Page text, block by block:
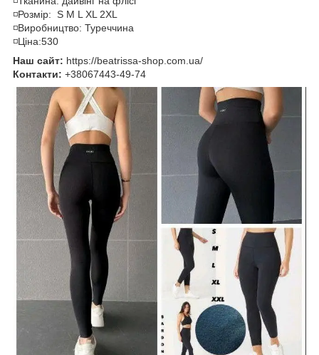
◽️Розмір: S M L XL 2XL
◽️Виробництво: Туреччина
◽️Ціна:530
Наш сайт: https://beatrissa-shop.com.ua/
Контакти: +38067443-49-74